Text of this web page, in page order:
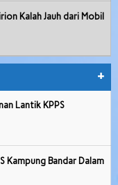
Kalah Jauh dari Mobil
+
Lantik KPPS
Kampung Bandar Dalam